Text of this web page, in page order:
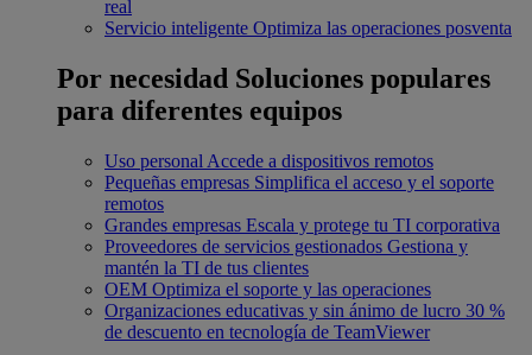
real
Servicio inteligente Optimiza las operaciones posventa
Por necesidad Soluciones populares
para diferentes equipos
Uso personal Accede a dispositivos remotos
Pequeñas empresas Simplifica el acceso y el soporte
remotos
Grandes empresas Escala y protege tu TI corporativa
Proveedores de servicios gestionados Gestiona y
mantén la TI de tus clientes
OEM Optimiza el soporte y las operaciones
Organizaciones educativas y sin ánimo de lucro 30 %
de descuento en tecnología de TeamViewer